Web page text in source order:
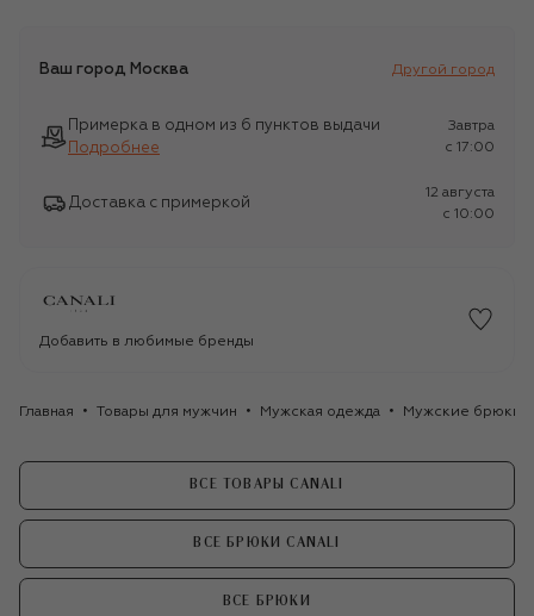
Ваш город Москва Другой город
Примерка в одном из 6 пунктов выдачи
Подробнее
Завтра
c 17:00
Доставка с примеркой
12 августа
c 10:00
Добавить в любимые бренды
Главная Товары для мужчин Мужская одежда Мужские брюки
ВСЕ ТОВАРЫ CANALI
ВСЕ БРЮКИ CANALI
ВСЕ БРЮКИ